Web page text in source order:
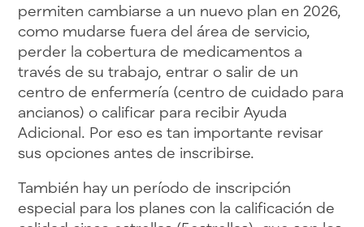
permiten cambiarse a un nuevo plan en 2026,
como mudarse fuera del área de servicio,
perder la cobertura de medicamentos a
través de su trabajo, entrar o salir de un
centro de enfermería (centro de cuidado para
ancianos) o calificar para recibir Ayuda
Adicional. Por eso es tan importante revisar
sus opciones antes de inscribirse.
También hay un período de inscripción
especial para los planes con la calificación de